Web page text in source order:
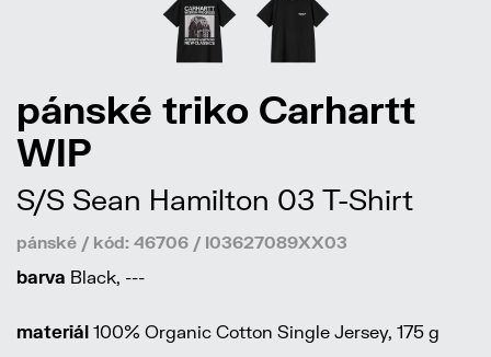
pánské triko Carhartt
WIP
S/S Sean Hamilton 03 T-Shirt
pánské / kód: 46706 / I03627089XX03
barva Black, ---
materiál 100% Organic Cotton Single Jersey, 175 g